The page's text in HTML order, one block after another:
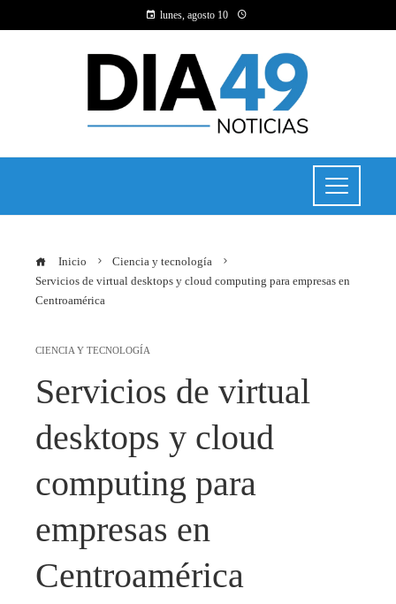
lunes, agosto 10
Inicio
Ciencia y tecnología
Servicios de virtual desktops y cloud computing para empresas en
Centroamérica
CIENCIA Y TECNOLOGÍA
Servicios de virtual
desktops y cloud
computing para
empresas en
Centroamérica